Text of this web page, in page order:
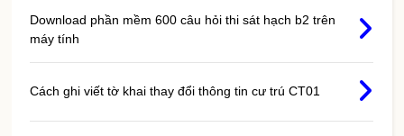
Download phần mềm 600 câu hỏi thi sát hạch b2 trên
máy tính
Cách ghi viết tờ khai thay đổi thông tin cư trú CT01